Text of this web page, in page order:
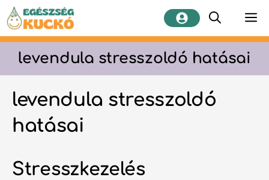
Kilépés
tartalomba
levendula stresszoldó hatásai
levendula stresszoldó
hatásai
Stresszkezelés